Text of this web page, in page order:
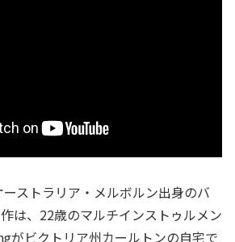
ストラリア・メルボルン出身のバ
は、22歳のマルチインストゥルメン
がビクトリア州カールトンの自宅で